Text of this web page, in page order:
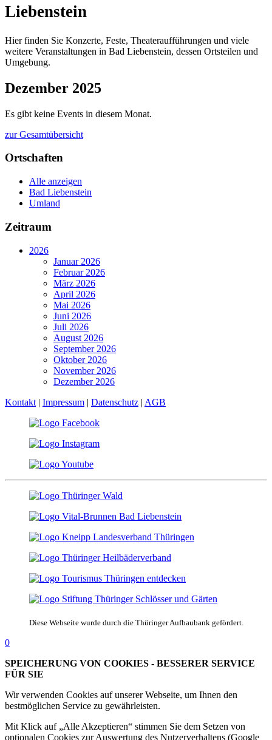
Liebenstein
Hier finden Sie Konzerte, Feste, Theateraufführungen und viele
weitere Veranstaltungen in Bad Liebenstein, dessen Ortsteilen und
Umgebung.
Dezember 2025
Es gibt keine Events in diesem Monat.
zur Gesamtübersicht
Ortschaften
Alle anzeigen
Bad Liebenstein
Umland
Zeitraum
2026
Januar 2026
Februar 2026
März 2026
April 2026
Mai 2026
Juni 2026
Juli 2026
August 2026
September 2026
Oktober 2026
November 2026
Dezember 2026
Kontakt | Impressum | Datenschutz | AGB
Diese Webseite wurde durch die Thüringer Aufbaubank gefördert.
0
SPEICHERUNG VON COOKIES - BESSERER SERVICE
FÜR SIE
Wir verwenden Cookies auf unserer Webseite, um Ihnen den
bestmöglichen Service zu gewährleisten.
Mit Klick auf „Alle Akzeptieren“ stimmen Sie dem Setzen von
optionalen Cookies zur Auswertung des Nutzerverhaltens (Google